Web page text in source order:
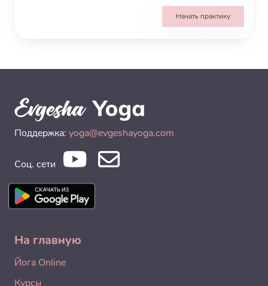
Начать практику
Поддержка: yoga@evgeshayoga.com
Соц. сети
На главную
Йога Online
Курсы